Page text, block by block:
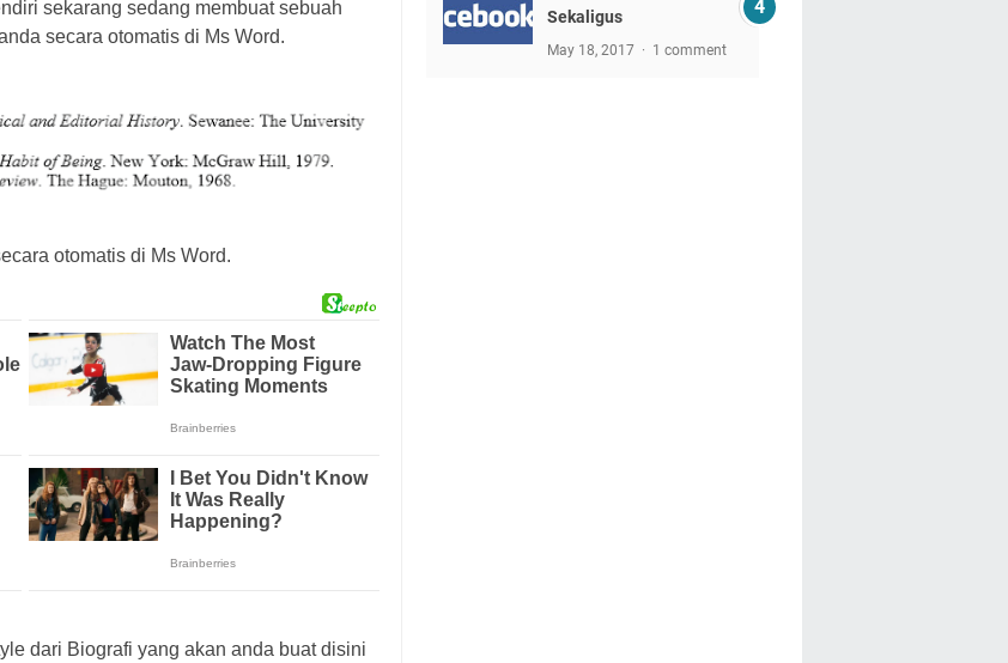
sekarang sedang membuat sebuah
secara otomatis di Ms Word.
otomatis di Ms Word.
dari Biografi yang akan anda buat disini
Sekaligus
May 18, 2017 1 comment